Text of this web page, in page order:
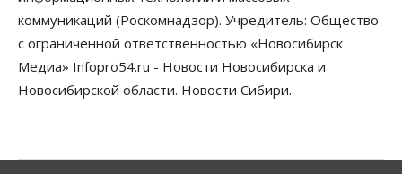
Общество
Медики готовятся к второму пику активности
клещей в Новосибирской области
06 Августа 2026, 10:00
06 Августа 2026, 09:00
коммуникаций (Роскомнадзор). Учредитель: Общество
с ограниченной ответственностью «Новосибирск
Медиа» Infopro54.ru - Новости Новосибирска и
Новосибирской области. Новости Сибири.